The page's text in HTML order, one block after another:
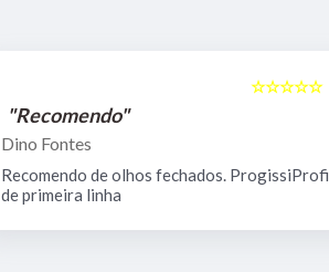
☆☆☆☆☆
"Recomendo"
Dino Fontes
Recomendo de olhos fechados. ProgissiProfi
de primeira linha